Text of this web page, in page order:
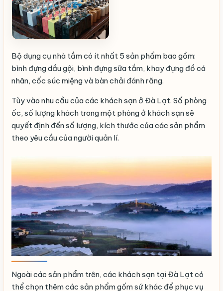
Bộ dụng cụ nhà tắm có ít nhất 5 sản phẩm bao gồm:
bình đựng dầu gội, bình đựng sữa tắm, khay đựng đồ cá
nhân, cốc súc miệng và bàn chải đánh răng.
Tùy vào nhu cầu của các khách sạn ở Đà Lạt. Số phòng
ốc, số lượng khách trong một phòng ở khách sạn sẽ
quyết định đến số lượng, kích thước của các sản phẩm
theo yêu cầu của người quản lí.
Ngoài các sản phẩm trên, các khách sạn tại Đà Lạt có
thể chọn thêm các sản phẩm gốm sứ khác để phục vụ